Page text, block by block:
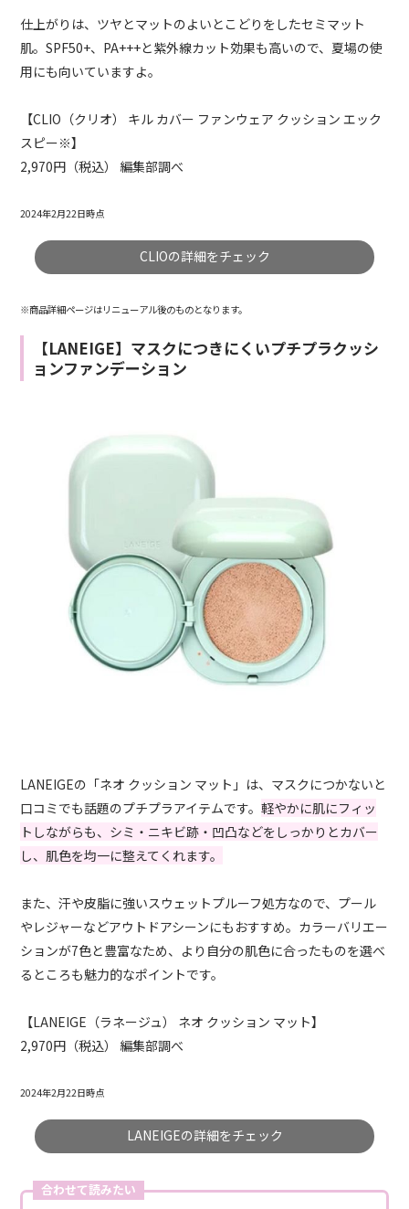
仕上がりは、ツヤとマットのよいとこどりをしたセミマット
肌。SPF50+、PA+++と紫外線カット効果も高いので、夏場の使
用にも向いていますよ。
【CLIO（クリオ） キル カバー ファンウェア クッション エック
スピー※】
2,970円（税込） 編集部調べ
2024年2月22日時点
CLIOの詳細をチェック
※商品詳細ページはリニューアル後のものとなります。
【LANEIGE】マスクにつきにくいプチプラクッシ
ョンファンデーション
LANEIGEの「ネオ クッション マット」は、マスクにつかないと
口コミでも話題のプチプラアイテムです。軽やかに肌にフィッ
トしながらも、シミ・ニキビ跡・凹凸などをしっかりとカバー
し、肌色を均一に整えてくれます。
また、汗や皮脂に強いスウェットプルーフ処方なので、プール
やレジャーなどアウトドアシーンにもおすすめ。カラーバリエー
ションが7色と豊富なため、より自分の肌色に合ったものを選べ
るところも魅力的なポイントです。
【LANEIGE（ラネージュ） ネオ クッション マット】
2,970円（税込） 編集部調べ
2024年2月22日時点
LANEIGEの詳細をチェック
合わせて読みたい